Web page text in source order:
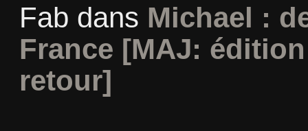
Fab dans Michael :
France [MAJ:
retour]